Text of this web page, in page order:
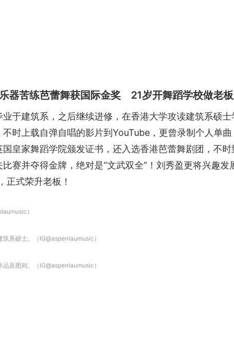
器苦练芭蕾舞获国际金奖 21岁开舞蹈学校做老板
业于建筑系，之后继续进修，在香港大学攻读建筑系硕
时上载自弹自唱的影片到YouTube，更曾录制个人单
皇家舞蹈学院颁发证书，还入选香港芭蕾舞剧团，不
比赛并夺得金牌，绝对是“文武双全”！刘秀盈更将兴趣
正式荣升老板！
）
系硕士。（IG@aspenlaumusic）
及图则。（IG@aspenlaumusic）